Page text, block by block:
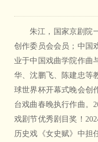
朱江，国家京剧院
创作委员会会员；中国
业于中国戏曲学院作曲
华、沈鹏飞、陈建忠等
球世界杯开幕式晚会创
台戏曲春晚执行作曲。
戏剧节优秀剧目奖！
历史戏《女史赋》中担